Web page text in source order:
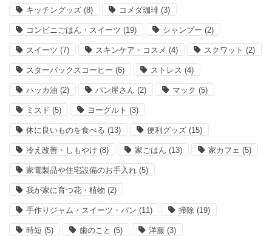
キッチングッズ (8) コメダ珈琲 (3)
コンビニごはん・スイーツ (19) シャンプー (2)
スイーツ (7) スキンケア・コスメ (4) スクワット (2)
スターバックスコーヒー (6) ストレス (4)
ハッカ油 (2) パン屋さん (2) マック (5)
ミスド (5) ヨーグルト (3)
体に良いものを食べる (13) 便利グッズ (15)
冷え改善・しもやけ (8) 家ごはん (13) 家カフェ (5)
家電製品や住宅設備のお手入れ (5)
我が家に育つ花・植物 (2)
手作りジャム・スイーツ・パン (11) 掃除 (19)
時短 (5) 歯のこと (5) 洋服 (3)